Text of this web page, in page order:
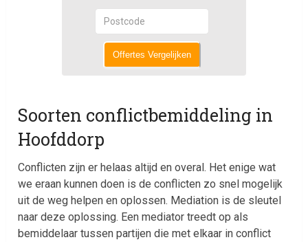
Offertes Vergelijken
Soorten conflictbemiddeling in
Hoofddorp
Conflicten zijn er helaas altijd en overal. Het enige wat
we eraan kunnen doen is de conflicten zo snel mogelijk
uit de weg helpen en oplossen. Mediation is de sleutel
naar deze oplossing. Een mediator treedt op als
bemiddelaar tussen partijen die met elkaar in conflict